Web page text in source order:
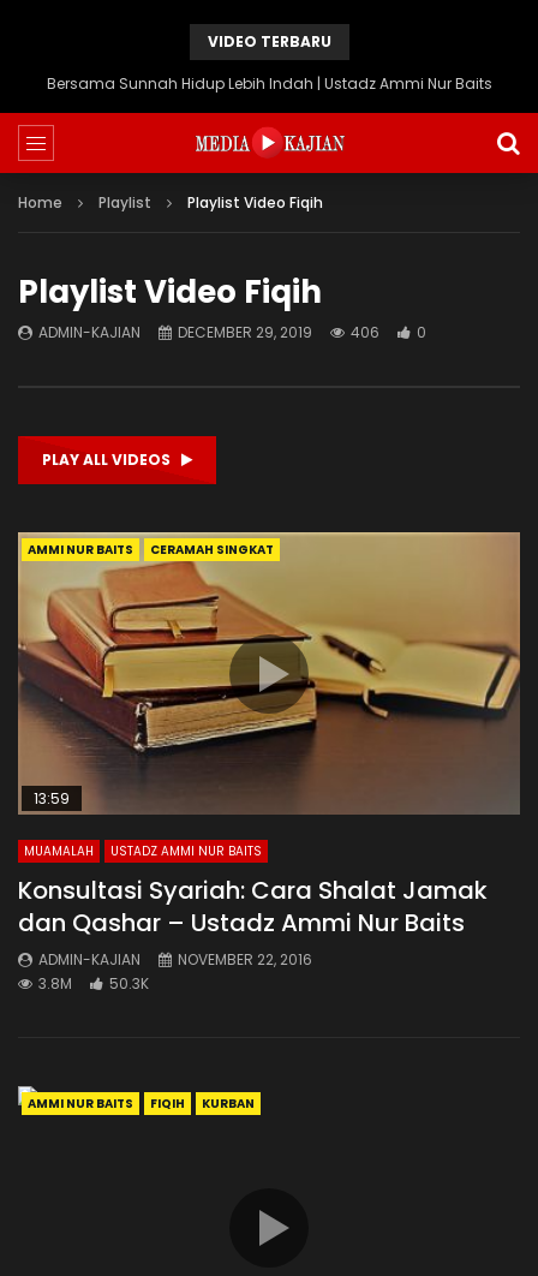
VIDEO TERBARU
Bersama Sunnah Hidup Lebih Indah | Ustadz Ammi Nur Baits
Home Playlist Playlist Video Fiqih
Playlist Video Fiqih
ADMIN-KAJIAN DECEMBER 29, 2019 406 0
PLAY ALL VIDEOS
AMMI NUR BAITS CERAMAH SINGKAT
13:59
MUAMALAH USTADZ AMMI NUR BAITS
Konsultasi Syariah: Cara Shalat Jamak
dan Qashar – Ustadz Ammi Nur Baits
ADMIN-KAJIAN
NOVEMBER 22, 2016
3.8M
50.3K
AMMI NUR BAITS FIQIH KURBAN